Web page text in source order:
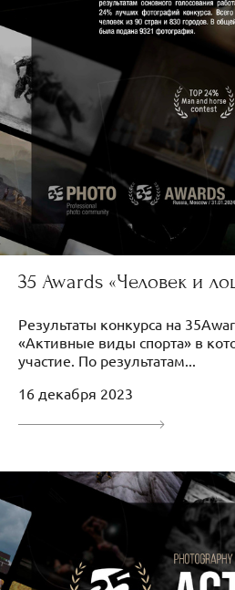
35 Awards «Человек и
Результаты конкурса на
«Активные виды спорта» в
участие. По результатам...
16 декабря 2023